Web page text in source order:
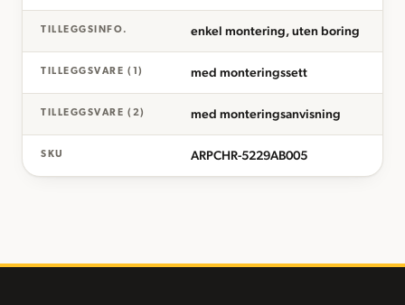
TILLEGGSINFO. enkel montering, uten boring
TILLEGGSVARE (1) med monteringssett
TILLEGGSVARE (2) med monteringsanvisning
SKU ARPCHR-5229AB005